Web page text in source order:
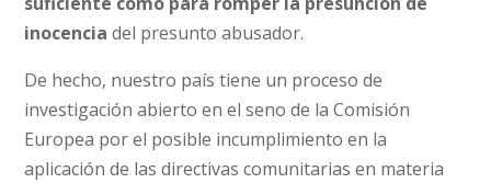
inocencia del presunto abusador.
De hecho, nuestro país tiene un proceso de
investigación abierto en el seno de la Comisión
Europea por el posible incumplimiento en la
aplicación de las directivas comunitarias en materia